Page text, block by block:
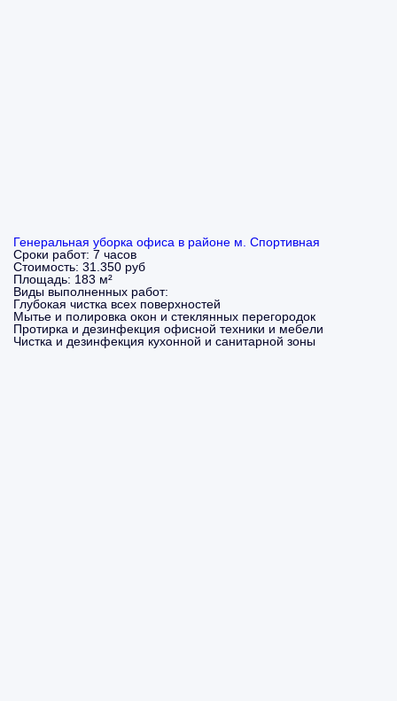
Генеральная уборка офиса в районе м. Спортивная
Сроки работ: 7 часов
Стоимость: 31.350 руб
Площадь: 183 м²
Виды выполненных работ:
Глубокая чистка всех поверхностей
Мытье и полировка окон и стеклянных перегородок
Протирка и дезинфекция офисной техники и мебели
Чистка и дезинфекция кухонной и санитарной зоны